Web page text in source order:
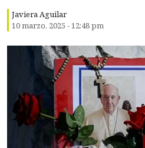
Javiera Aguilar
10 marzo, 2025 - 12:48 pm